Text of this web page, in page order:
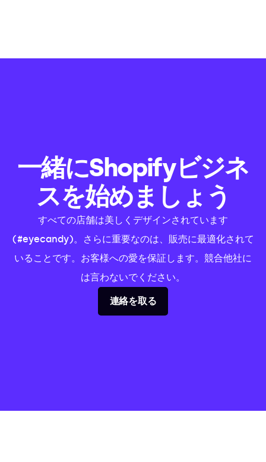
一緒にShopifyビジネ
スを始めましょう
すべての店舗は美しくデザインされています
(#eyecandy)。さらに重要なのは、販売に最適化されて
いることです。お客様への愛を保証します。競合他社に
は言わないでください。
連絡を取る